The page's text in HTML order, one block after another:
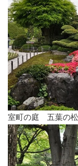
室町の庭 五葉の松